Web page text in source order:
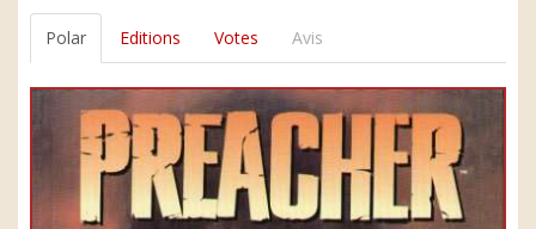
Polar Editions Votes Avis